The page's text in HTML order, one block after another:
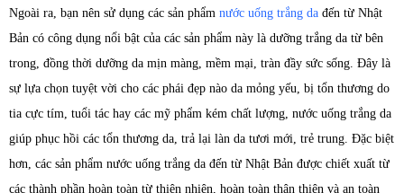
Ngoài ra, bạn nên sử dụng các sản phẩm nước uống trắng da đến từ Nhật
Bản có công dụng nổi bật của các sản phẩm này là dưỡng trắng da từ bên
trong, đồng thời dưỡng da mịn màng, mềm mại, tràn đầy sức sống. Đây là
sự lựa chọn tuyệt vời cho các phái đẹp nào da mỏng yếu, bị tổn thương do
tia cực tím, tuổi tác hay các mỹ phẩm kém chất lượng, nước uống trắng da
giúp phục hồi các tổn thương da, trả lại làn da tươi mới, trẻ trung. Đặc biệt
hơn, các sản phẩm nước uống trắng da đến từ Nhật Bản được chiết xuất từ
các thành phần hoàn toàn từ thiên nhiên, hoàn toàn thân thiện và an toàn